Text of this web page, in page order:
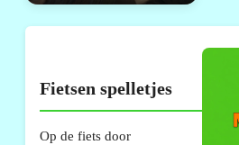
Fietsen spelletjes
Op de fiets door